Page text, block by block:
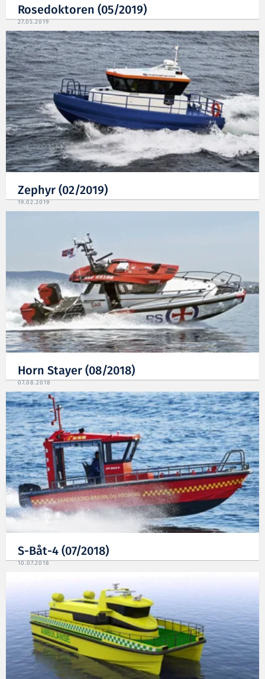
Rosedoktoren (05/2019)
27.05.2019
Zephyr (02/2019)
19.02.2019
Horn Stayer (08/2018)
07.08.2018
S-Båt-4 (07/2018)
10.07.2018